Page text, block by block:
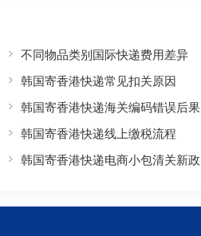
不同物品类别国际快递费用差异
韩国寄香港快递常见扣关原因
韩国寄香港快递海关编码错误后果
韩国寄香港快递线上缴税流程
韩国寄香港快递电商小包清关新政